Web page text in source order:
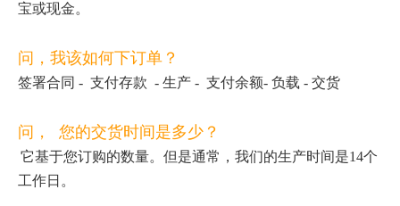
宝或现金。
问，我该如何下订单？
签署合同 - 支付存款 - 生产 - 支付余额- 负载 - 交货
问， 您的交货时间是多少？
它基于您订购的数量。但是通常，我们的生产时间是14个
工作日。